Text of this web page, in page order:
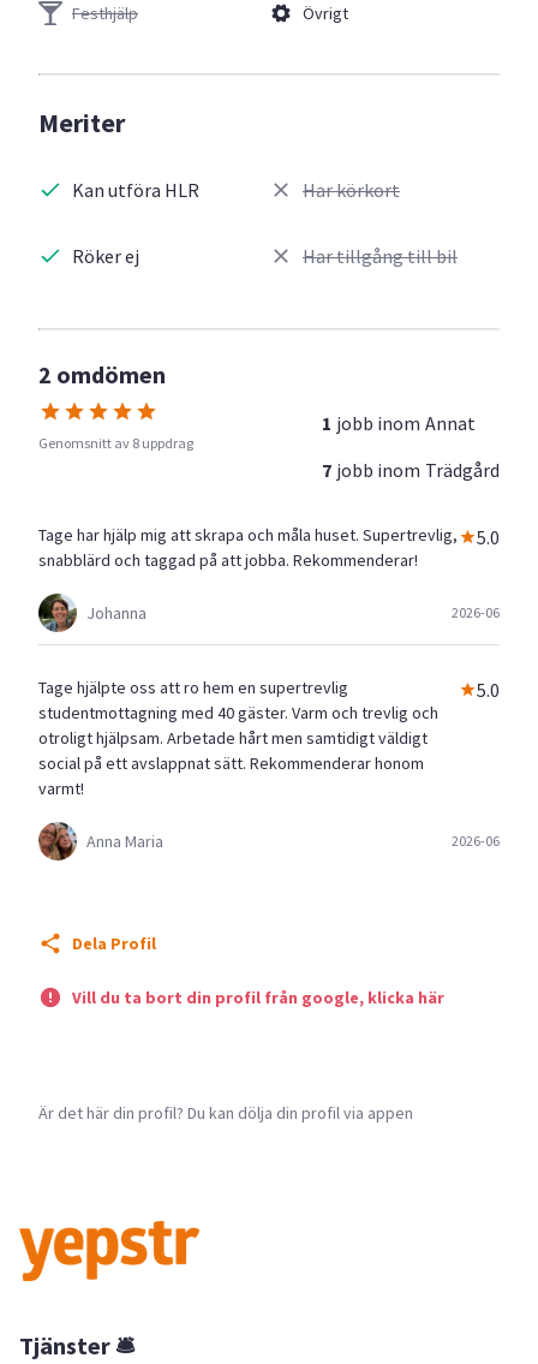
Festhjälp
Övrigt
Meriter
Kan utföra HLR
Röker ej
Har körkort
Har tillgång till bil
2 omdömen
Genomsnitt av 8 uppdrag
1 jobb inom Annat
7 jobb inom Trädgård
Tage har hjälp mig att skrapa och måla huset. Supertrevlig,
snabblärd och taggad på att jobba. Rekommenderar!
5.0
Johanna 2026-06
Tage hjälpte oss att ro hem en supertrevlig
studentmottagning med 40 gäster. Varm och trevlig och
otroligt hjälpsam. Arbetade hårt men samtidigt väldigt
social på ett avslappnat sätt. Rekommenderar honom
varmt!
5.0
Anna Maria 2026-06
Dela Profil
Vill du ta bort din profil från google, klicka här
Är det här din profil? Du kan dölja din profil via appen
Tjänster 🛎